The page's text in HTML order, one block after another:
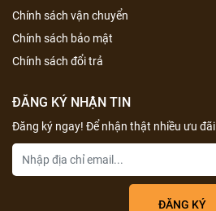
Chính sách vận chuyển
Chính sách bảo mật
Chính sách đổi trả
ĐĂNG KÝ NHẬN TIN
Đăng ký ngay! Để nhận thật nhiều ưu đãi